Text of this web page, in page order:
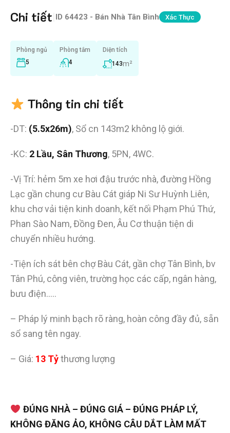
Chi tiết ID 64423 - Bán Nhà Tân Bình Xác Thực
Phòng ngủ
5
Phòng tắm
4
Diện tích
143m²
Thông tin chi tiết
-DT: (5.5x26m), Sổ cn 143m2 không lộ giới.
-KC: 2 Lầu, Sân Thương, 5PN, 4WC.
-Vị Trí: hẻm 5m xe hơi đậu trước nhà, đường Hồng
Lạc gần chung cư Bàu Cát giáp Ni Sư Huỳnh Liên,
khu chơ vải tiện kinh doanh, kết nối Phạm Phú Thứ,
Phan Sào Nam, Đồng Đen, Âu Cơ thuận tiện di
chuyển nhiều hướng.
-Tiện ích sát bên chợ Bàu Cát, gần chợ Tân Bình, bv
Tân Phú, công viên, trường học các cấp, ngân hàng,
bưu điện…..
– Pháp lý minh bạch rõ ràng, hoàn công đầy đủ, sẵn
sổ sang tên ngay.
– Giá: 13 Tỷthương lượng
ĐÚNG NHÀ – ĐÚNG GIÁ – ĐÚNG PHÁP LÝ,
KHÔNG ĐĂNG ẢO, KHÔNG CÂU DẮT LÀM MẤT